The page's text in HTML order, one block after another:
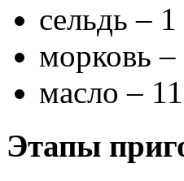
сельдь –
морковь –
масло –
Этапы